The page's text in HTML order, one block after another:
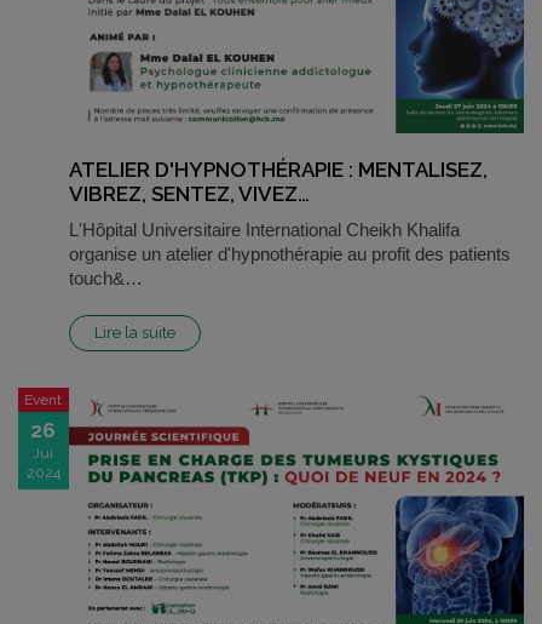
ATELIER D'HYPNOTHÉRAPIE : MENTALISEZ,
VIBREZ, SENTEZ, VIVEZ…
L'Hôpital Universitaire International Cheikh Khalifa
organise un atelier d'hypnothérapie au profit des patients
touch&…
Lire la suite
Event
26
Jui
2024